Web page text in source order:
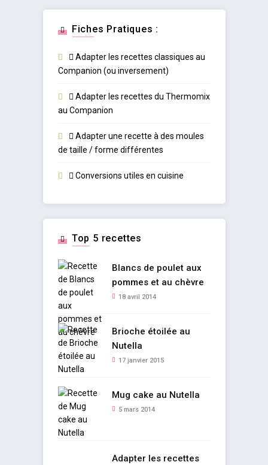
Fiches Pratiques :
Adapter les recettes classiques au
Companion (ou inversement)
Adapter les recettes du Thermomix
au Companion
Adapter une recette à des moules
de taille / forme différentes
Conversions utiles en cuisine
Top 5 recettes
Blancs de poulet aux
pommes et au chèvre
18 avril 2014
Brioche étoilée au
Nutella
17 janvier 2015
Mug cake au Nutella
5 mars 2014
Adapter les recettes